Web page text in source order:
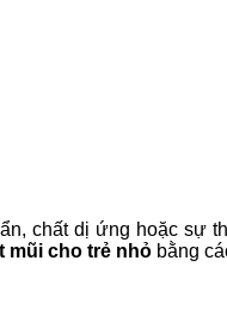
chất dị ứng hoặc sự
mũi cho trẻ nhỏ bằng